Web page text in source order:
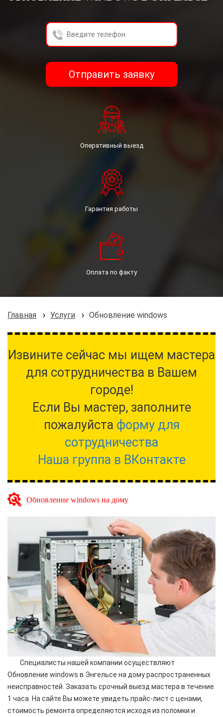
Отправить заявку
Оперативный выезд
Гарантия работы
Оплата по факту
Главная Услуги Обновление windows
Извините сейчас мы ищем мастера
для сотрудничества в Вашем
городе!
Если Вы мастер, заполните
пожалуйста форму для
сотрудничества
Наша группа в ВКонтакте
Обновление windows на дому
Специалисты нашей компании осуществляют
Обновление windows в Энгельсе на дому распространенных
неисправностей. Заказать срочный выезд мастера в течение
1 часа. На сайте Вы можете увидеть прайс-лист с ценами,
стоимость ремонта определяются исходя из поломки и
выражают свою заинтересованность и полное
согласие, что обработка их персональных данных
может включать в себя следующие действия:
уточнение (обновление, изменение),
использование, уничтожение.
достоверной; при предоставлении информации не
нарушается действующее законодательство
Российской Федерации, законные права и
информация заполнена Гражданина в отношении
Федеральный закон «О персональных данных» (№